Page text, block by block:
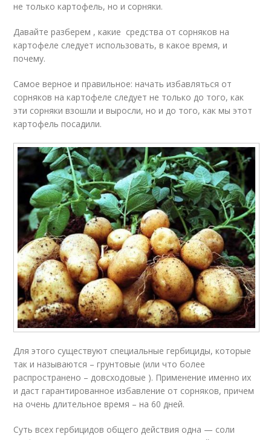
не только картофель, но и сорняки.
Давайте разберем , какие средства от сорняков на
картофеле следует использовать, в какое время, и
почему.
Самое верное и правильное: начать избавляться от
сорняков на картофеле следует не только до того, как
эти сорняки взошли и выросли, но и до того, как мы этот
картофель посадили.
Для этого существуют специальные гербициды, которые
так и называются – грунтовые (или что более
распространено – довсходовые ). Применение именно их
и даст гарантированное избавление от сорняков, причем
на очень длительное время – на 60 дней.
Суть всех гербицидов общего действия одна — соли